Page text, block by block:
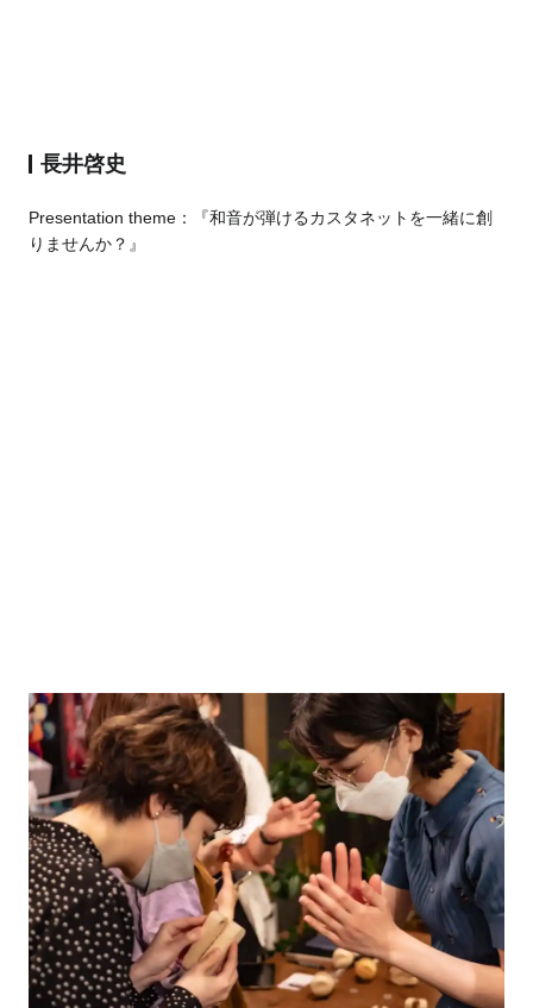
長井啓史
Presentation theme：『和音が弾けるカスタネットを一緒に創
りませんか？』